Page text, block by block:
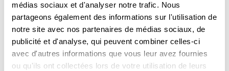
médias sociaux et d'analyser notre trafic. Nous
partageons également des informations sur l'utilisation de
notre site avec nos partenaires de médias sociaux, de
publicité et d'analyse, qui peuvent combiner celles-ci
avec d'autres informations que vous leur avez fournies
ou qu'ils ont collectées lors de votre utilisation de leurs